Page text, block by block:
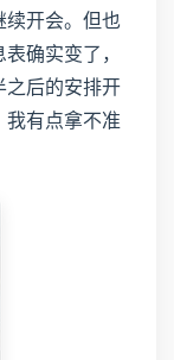
续开会。但也
确实变了，
之后的安排开
有点拿不准